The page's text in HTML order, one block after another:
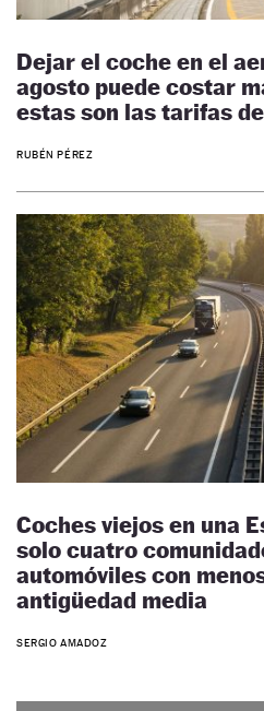
Dejar el coche en el
agosto puede costar
estas son las tarifas
RUBÉN PÉREZ
Coches viejos en una
solo cuatro
automóviles con
antigüedad media
SERGIO AMADOZ